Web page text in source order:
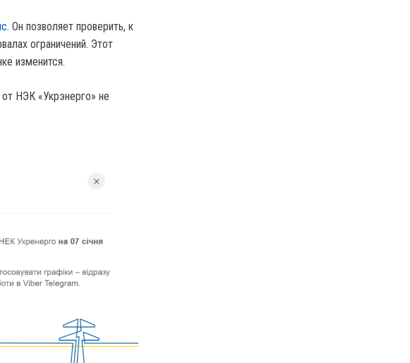
. Он позволяет проверить, к
ограничений. Этот
изменится.
НЭК «Укрэнерго» не